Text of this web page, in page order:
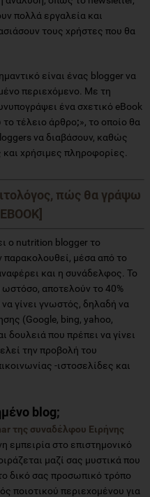
πολλά εργαλεία και
τους χρήστες που θα
είναι ένας blogger να
περιεχόμενο. Με τη
ένα σχετικό eBook
τέλειο άρθρο;», το οποίο θα
να διαβάσουν, καθώς
χρήσιμες πληροφορίες.
πώς θα γράψω
ο nutrition blogger το
παρακολουθεί, μέσα από το
και η συνάδελφος. Το
αποτελούν το 40%
γίνει γνωστός, δηλαδή να
(Google, bing, yahoo,
δουλειά που πρέπει να γίνει
την προβολή του
-ιστοσελίδες και
blog;
της συναδέλφου Ειρήνης
εμπειρία στο επιστημονικό
μαζί σας μυστικά που
δικό σας προσωπικό τρόπο
ποιοτικού περιεχομένου για